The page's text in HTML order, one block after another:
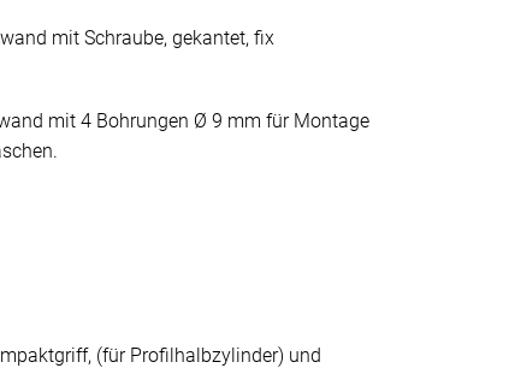
mit Schraube, gekantet, fix
mit 4 Bohrungen Ø 9 mm für Montage
(für Profilhalbzylinder) und